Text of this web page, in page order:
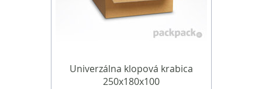
Univerzálna klopová krabica
250x180x100